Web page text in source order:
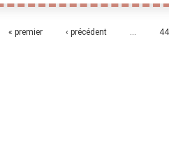
« premier ‹ précédent … 44